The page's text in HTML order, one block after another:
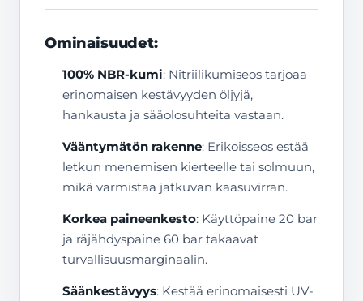
Ominaisuudet:
100% NBR-kumi: Nitriilikumiseos tarjoaa
erinomaisen kestävyyden öljyjä,
hankausta ja sääolosuhteita vastaan.
Vääntymätön rakenne: Erikoisseos estää
letkun menemisen kierteelle tai solmuun,
mikä varmistaa jatkuvan kaasuvirran.
Korkea paineenkesto: Käyttöpaine 20 bar
ja räjähdyspaine 60 bar takaavat
turvallisuusmarginaalin.
Säänkestävyys: Kestää erinomaisesti UV-